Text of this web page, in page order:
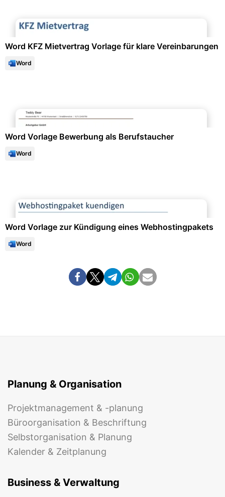
Word KFZ Mietvertrag Vorlage für klare Vereinbarungen
Word
Word Vorlage Bewerbung als Berufstaucher
Word
Word Vorlage zur Kündigung eines Webhostingpakets
Word
Planung & Organisation
Projektmanagement & -planung
Büroorganisation & Beschriftung
Selbstorganisation & Planung
Kalender & Zeitplanung
Business & Verwaltung